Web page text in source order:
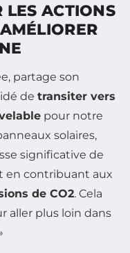
LES ACTIONS
partage son
de transiter vers
pour notre
solaires,
significative de
en contribuant aux
de CO2. Cela
aller plus loin dans